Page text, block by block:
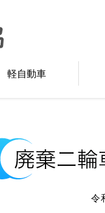
軽自動車
令